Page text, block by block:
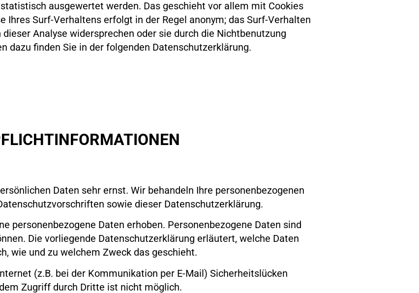
ausgewertet werden. Das geschieht vor allem mit Cookies
Ihres Surf-Verhaltens erfolgt in der Regel anonym; das Surf-Verhalten
Analyse widersprechen oder sie durch die Nichtbenutzung
finden Sie in der folgenden Datenschutzerklärung.
Daten sehr ernst. Wir behandeln Ihre personenbezogenen
sowie dieser Datenschutzerklärung.
personenbezogene Daten erhoben. Personenbezogene Daten sind
Die vorliegende Datenschutzerklärung erläutert, welche Daten
wie und zu welchem Zweck das geschieht.
(z.B. bei der Kommunikation per E-Mail) Sicherheitslücken
Zugriff durch Dritte ist nicht möglich.